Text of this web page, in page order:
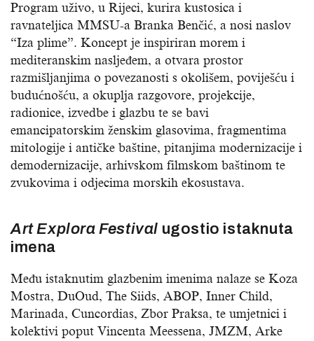
Program uživo, u Rijeci, kurira kustosica i
ravnateljica MMSU-a Branka Benčić, a nosi naslov
“Iza plime”. Koncept je inspiriran morem i
mediteranskim nasljeđem, a otvara prostor
razmišljanjima o povezanosti s okolišem, poviješću i
budućnošću, a okuplja razgovore, projekcije,
radionice, izvedbe i glazbu te se bavi
emancipatorskim ženskim glasovima, fragmentima
mitologije i antičke baštine, pitanjima modernizacije i
demodernizacije, arhivskom filmskom baštinom te
zvukovima i odjecima morskih ekosustava.
Art Explora Festival ugostio istaknuta
imena
Među istaknutim glazbenim imenima nalaze se Koza
Mostra, DuOud, The Siids, ABOP, Inner Child,
Marinada, Cuncordias, Zbor Praksa, te umjetnici i
kolektivi poput Vincenta Meessena, JMZM, Arke